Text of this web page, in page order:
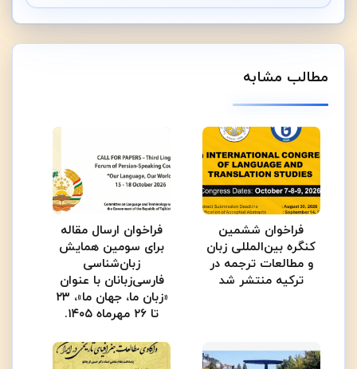
مطالب مشابه
فراخوان ششمین
کنگره بین‌المللی زبان
و مطالعات ترجمه در
ترکیه منتشر شد
فراخوان ارسال مقاله
برای سومین همایش
زبان‌شناسی
فارسی‌زبانان با عنوان
«زبان ما، جهان ما»، ۲۳
تا ۲۶ مهرماه ۱۴۰۵.